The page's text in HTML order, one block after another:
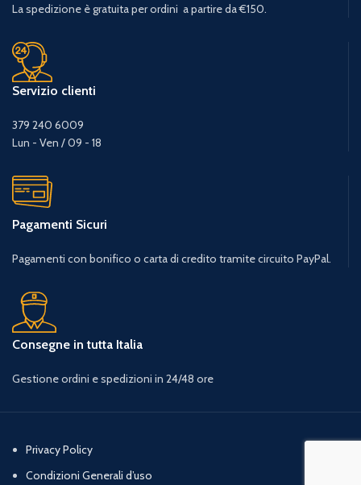
La spedizione è gratuita per ordini a partire da €150.
Servizio clienti
379 240 6009
Lun - Ven / 09 - 18
Pagamenti Sicuri
Pagamenti con bonifico o carta di credito tramite circuito PayPal.
Consegne in tutta Italia
Gestione ordini e spedizioni in 24/48 ore
Privacy Policy
Condizioni Generali d’uso